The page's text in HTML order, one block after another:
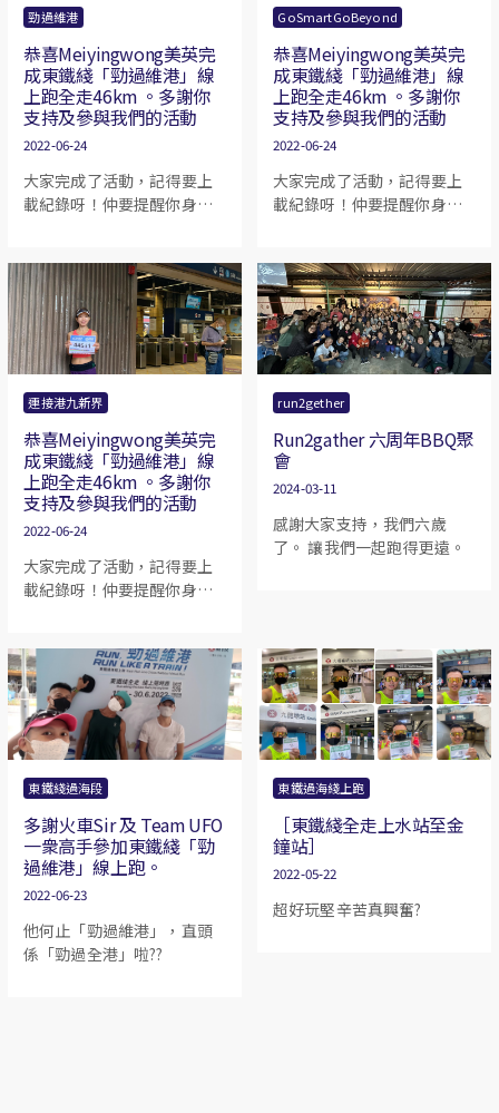
勁過維港
恭喜Meiyingwong美英完
成東鐵綫「勁過維港」線
上跑全走46km 。多謝你
支持及參與我們的活動
2022-06-24
大家完成了活動，記得要上
載紀錄呀！仲要提醒你身邊
GoSmartGoBeyond
恭喜Meiyingwong美英完
成東鐵綫「勁過維港」線
上跑全走46km 。多謝你
支持及參與我們的活動
2022-06-24
大家完成了活動，記得要上
載紀錄呀！仲要提醒你身邊
連接港九新界
恭喜Meiyingwong美英完
成東鐵綫「勁過維港」線
上跑全走46km 。多謝你
支持及參與我們的活動
2022-06-24
大家完成了活動，記得要上
載紀錄呀！仲要提醒你身邊
run2gether
Run2gather 六周年BBQ聚
會
2024-03-11
感謝大家支持，我們六歲
了。 讓我們一起跑得更遠。
東鐵綫過海段
多謝火車Sir 及 Team UFO
一衆高手參加東鐵綫「勁
過維港」線上跑。
2022-06-23
他何止「勁過維港」，直頭
係「勁過全港」啦??
東鐵過海綫上跑
［東鐵綫全走上水站至金
鐘站］
2022-05-22
超好玩堅辛苦真興奮?